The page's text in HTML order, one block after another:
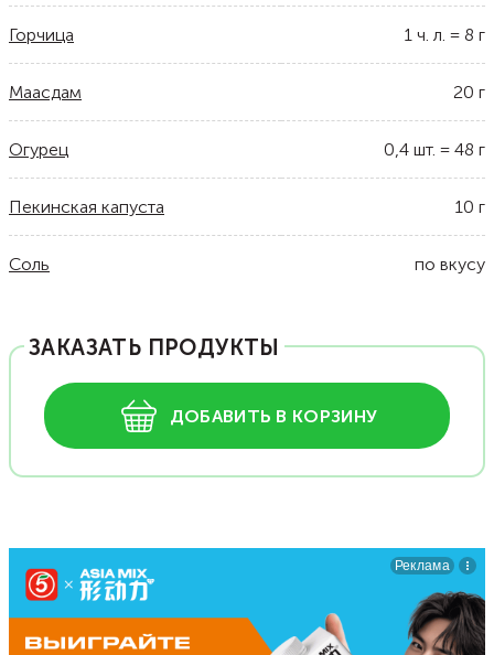
Горчица 1 ч. л. = 8 г
Маасдам 20 г
Огурец 0,4 шт. = 48 г
Пекинская капуста 10 г
Соль по вкусу
ЗАКАЗАТЬ ПРОДУКТЫ
ДОБАВИТЬ В КОРЗИНУ